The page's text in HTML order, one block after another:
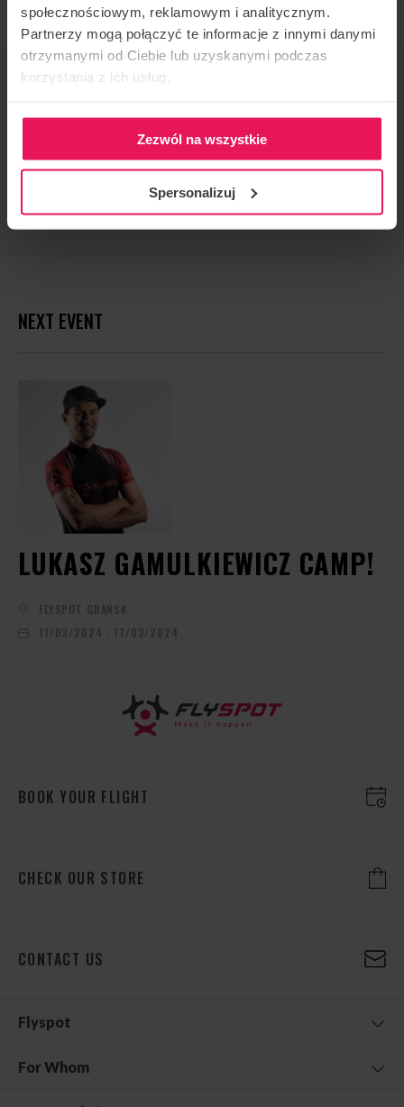
społecznościowym, reklamowym i analitycznym.
Partnerzy mogą połączyć te informacje z innymi danymi
otrzymanymi od Ciebie lub uzyskanymi podczas
korzystania z ich usług.
Zezwól na wszystkie
Spersonalizuj
EVENT ORGANIZER
CONTACT REGARDING THE EVENT
camps@flyspot.com
RECOMMEND THIS EVENT
NEXT EVENT
LUKASZ GAMULKIEWICZ CAMP!
FLYSPOT GDAŃSK
11/03/2024 - 17/03/2024
BOOK YOUR FLIGHT
CHECK OUR STORE
CONTACT US
Flyspot
For Whom